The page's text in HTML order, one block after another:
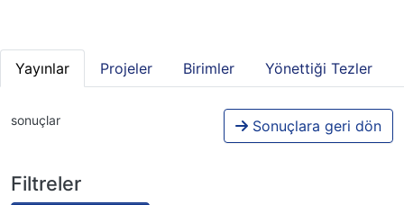
Yayınlar Projeler Birimler Yönettiği Tezler
sonuçlar Sonuçlara geri dön
Filtreler